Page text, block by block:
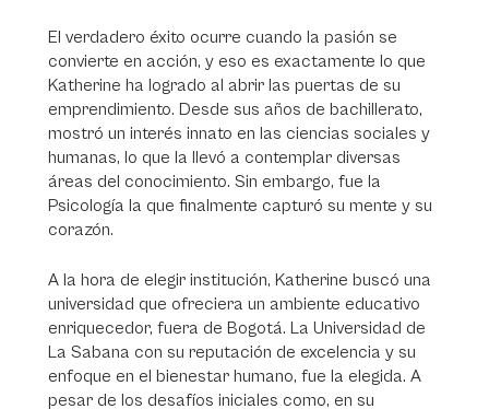
El verdadero éxito ocurre cuando la pasión se
convierte en acción, y eso es exactamente lo que
Katherine ha logrado al abrir las puertas de su
emprendimiento. Desde sus años de bachillerato,
mostró un interés innato en las ciencias sociales y
humanas, lo que la llevó a contemplar diversas
áreas del conocimiento. Sin embargo, fue la
Psicología la que finalmente capturó su mente y su
corazón.
A la hora de elegir institución, Katherine buscó una
universidad que ofreciera un ambiente educativo
enriquecedor, fuera de Bogotá. La Universidad de
La Sabana con su reputación de excelencia y su
enfoque en el bienestar humano, fue la elegida. A
pesar de los desafíos iniciales como, en su